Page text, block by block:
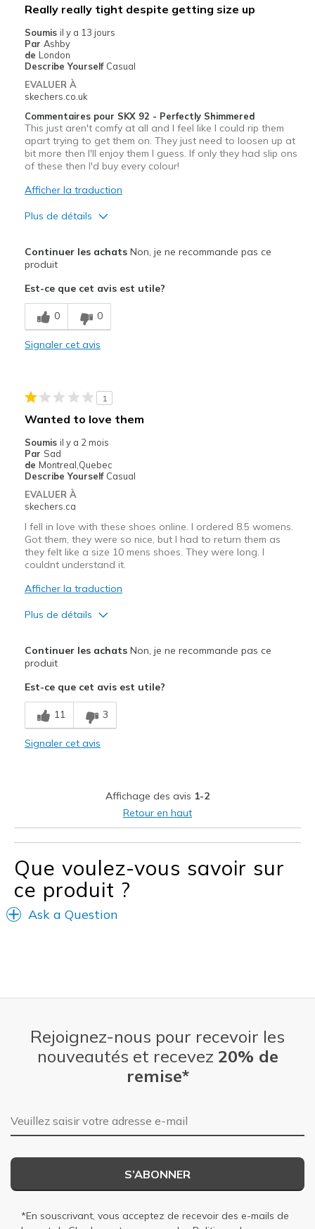
Really really tight despite getting size up
Soumis il y a 13 jours
Par Ashby
de London
Describe Yourself Casual
EVALUER À
skechers.co.uk
Commentaires pour SKX 92 - Perfectly Shimmered
This just aren't comfy at all and I feel like I could rip them
apart trying to get them on. They just need to loosen up at
bit more then I'll enjoy them I guess. If only they had slip ons
of these then I'd buy every colour!
Afficher la traduction
Plus de détails
Attractive Design
Stylish
Le contre
Need Break In
Casual Wear
Width
Feels too narrow
Sizing
View On Shoes
Continuer les achatsNon, je ne recommande pas ce
produit
Est-ce que cet avis est utile?
0 0
Signaler cet avis
1
Wanted to love them
Soumis il y a 2 mois
Par Sad
de Montreal,Quebec
Describe Yourself Casual
EVALUER À
skechers.ca
I fell in love with these shoes online. I ordered 8.5 womens.
Got them, they were so nice, but I had to return them as
they felt like a size 10 mens shoes. They were long. I
couldnt understand it.
Afficher la traduction
Plus de détails
Attractive Design
Stylish
Le contre
Too long
Continuer les achatsNon, je ne recommande pas ce
produit
Est-ce que cet avis est utile?
11 3
Signaler cet avis
Affichage des avis 1-2
Retour en haut
Que voulez-vous savoir sur
ce produit ?
Ask a Question
Rejoignez-nous pour recevoir les
nouveautés et recevez 20% de
remise*
Adresse e-mail
S’ABONNER
*En souscrivant, vous acceptez de recevoir des e-mails de